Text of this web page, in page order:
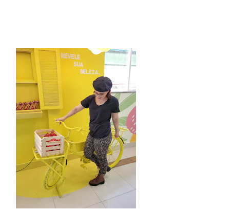
Açucarando:
Naturals Neutro
Balanceada Shampoo